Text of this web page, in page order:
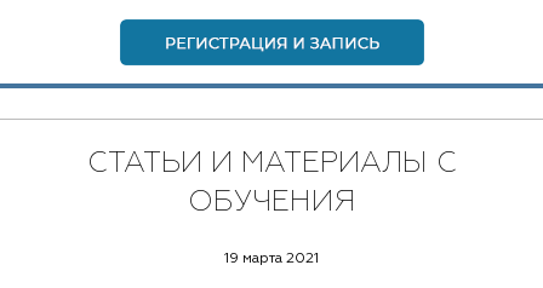
СТАТЬИ И МАТЕРИАЛЫ С
ОБУЧЕНИЯ
19 марта 2021